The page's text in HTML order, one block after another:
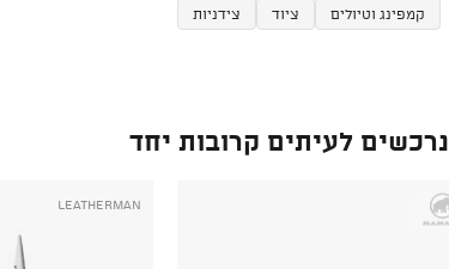
קמפינג וטיולים ציוד צידניות
נרכשים לעיתים קרובות יחד
Leatherman